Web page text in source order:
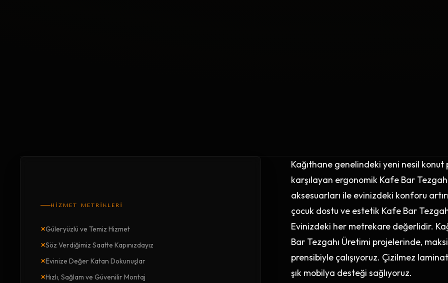
HİZMET METRİKLERİ
×Güleryüzlü ve Temiz Hizmet
×Söz Verdiğimiz Saatte Kapınızdayız
×Evinize Değer Katan Dokunuşlar
×Hızlı, Sağlam ve Güvenilir Montaj
Kağıthane genelindeki yeni nesil
karşılayan ergonomik Kafe Bar
aksesuarları ile evinizdeki konforu
çocuk dostu ve estetik Kafe Bar
Evinizdeki her metrekare değerlidir.
Bar Tezgahı Üretimi projelerinde,
prensibiyle çalışıyoruz. Çizilmez
şık mobilya desteği sağlıyoruz.